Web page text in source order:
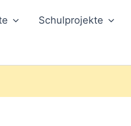
Schulprojekte